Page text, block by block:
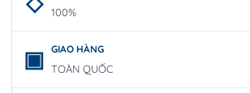
100%
GIAO HÀNG
TOÀN QUỐC